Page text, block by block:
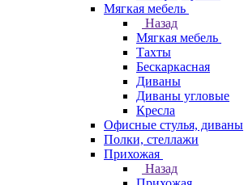
Мягкая мебель
Назад
Мягкая мебель
Тахты
Бескаркасная
Диваны
Диваны угловые
Кресла
Офисные стулья, диваны
Полки, стеллажи
Прихожая
Назад